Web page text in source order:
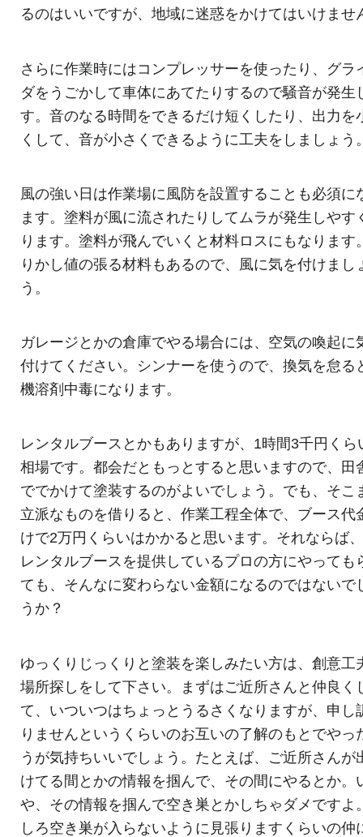
るのはいいですが、地域に迷惑をかけてはいけませ
さらに作業時にはコンプレッサーを使ったり、グラ
ダをうごかして車体にあてたりするので騒音が発生
す。音のなる時間をできるだけ短くしたり、出力を
くして、音が小さくできるように工夫をしましょう
風の強い日は作業場に風防を設置することも必須に
ます。塗料が風に流されたりしてムラが発生しやす
ります。塗料が飛んでいくと材料ロスにもなります
りかし値の張る材料もあるので、風に気を付けまし
う。
ガレージとかの倉庫でやる場合には、空気の喚起に
付けてください。シンナーを使うので、換気を怠る
機溶剤中毒になります。
レンタルブースとかもありますが、1時間3千円くら
相場です。都会だともっとすると思いますので、田
ででかけて塗装するのがよいでしょう。でも、そこ
立派なものを借りると、作業工程全体で、ブース代
けで2万円くらいはかかると思います。それならば
レンタルブースを提供しているプロの方にやっても
ても、そんなに変わらない金額になるのではないで
うか？
ゆっくりじっくりと塗装を楽しみたい方は、創意工
場所探しをして下さい。まずはご近所さんと仲良く
て、いついつはちょっとうるさくなりますが、申し
りませんというくらいのお互いの了解のもとでやっ
うが気持ちいいでしょう。たとえば、ご近所さんが
けてる間とかの情報を掴んで、その間にやるとか。
や、その情報を掴んで空き巣とかしちゃダメですよ
しろ空き巣が入らないように見張りますくらいの仲